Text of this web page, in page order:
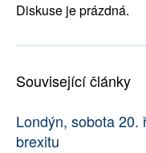
Diskuse je prázdná.
Související články
Londýn, sobota 20.
brexitu